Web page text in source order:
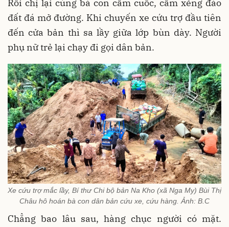
Rồi chị lại cùng bà con cầm cuốc, cầm xẻng đào
đất đá mở đường. Khi chuyến xe cứu trợ đầu tiên
đến cửa bản thì sa lầy giữa lớp bùn dày. Người
phụ nữ trẻ lại chạy đi gọi dân bản.
Xe cứu trợ mắc lầy, Bí thư Chi bộ bản Na Kho (xã Nga My) Bùi Thị
Châu hô hoán bà con dân bản cứu xe, cứu hàng. Ảnh: B.C
Chẳng bao lâu sau, hàng chục người có mặt.